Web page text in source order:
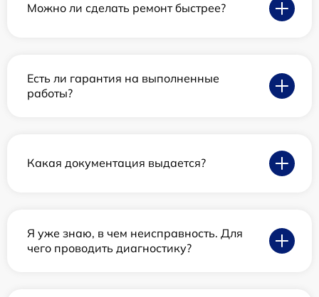
Можно ли сделать ремонт быстрее?
Есть ли гарантия на выполненные
работы?
Какая документация выдается?
Я уже знаю, в чем неисправность. Для
чего проводить диагностику?